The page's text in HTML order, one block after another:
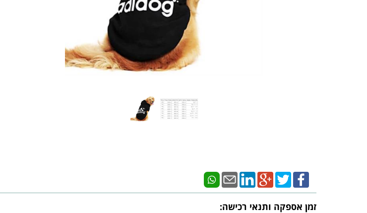
זמן אספקה ותנאי רכישה: